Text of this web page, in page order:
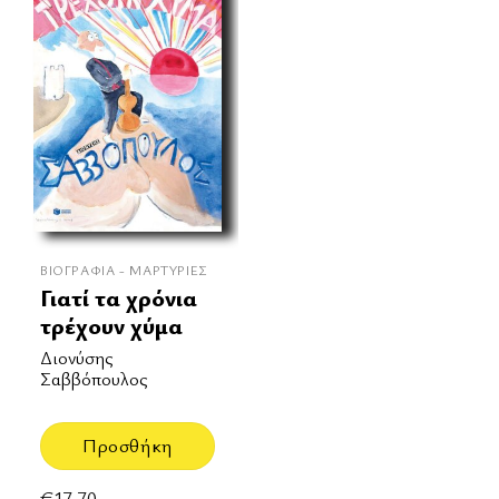
ΒΙΟΓΡΑΦΊΑ - ΜΑΡΤΥΡΊΕΣ
Γιατί τα χρόνια
τρέχουν χύμα
Διονύσης
Σαββόπουλος
Προσθήκη